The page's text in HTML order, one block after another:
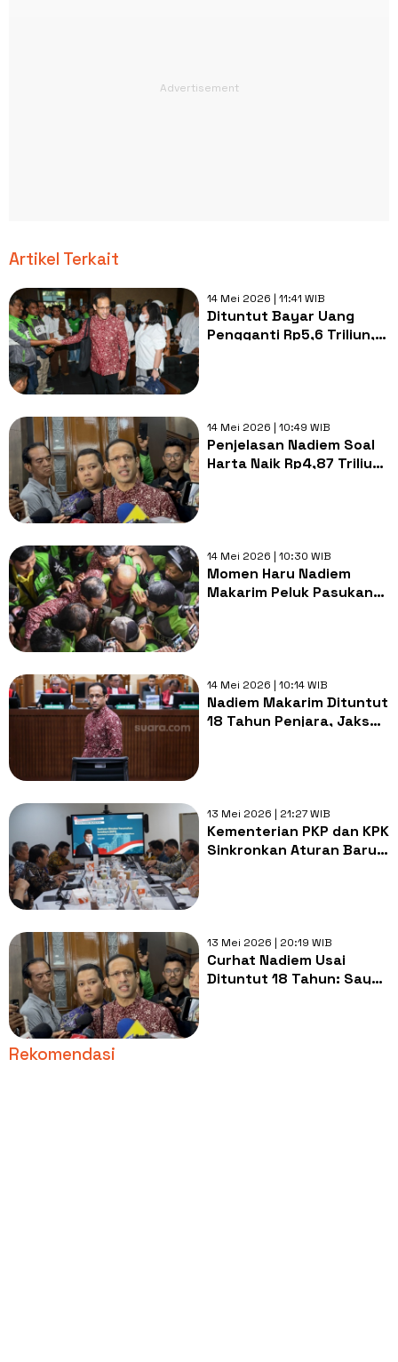
Artikel Terkait
14 Mei 2026 | 11:41 WIB
Dituntut Bayar Uang
Pengganti Rp5,6 Triliun,
14 Mei 2026 | 10:49 WIB
Penjelasan Nadiem Soal
Harta Naik Rp4,87 Triliun:
14 Mei 2026 | 10:30 WIB
Momen Haru Nadiem
Makarim Peluk Pasukan
14 Mei 2026 | 10:14 WIB
Nadiem Makarim Dituntut
18 Tahun Penjara, Jaksa
13 Mei 2026 | 21:27 WIB
Kementerian PKP dan KPK
Sinkronkan Aturan Baru
13 Mei 2026 | 20:19 WIB
Curhat Nadiem Usai
Dituntut 18 Tahun: Saya
Rekomendasi